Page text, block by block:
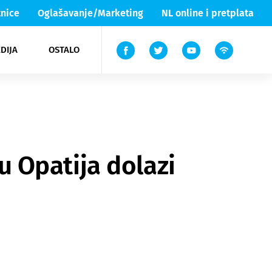
Oglašavanje/Marketing NL online i pretplata
OSTALO
Lika & Senj
TV
Opatija dolazi